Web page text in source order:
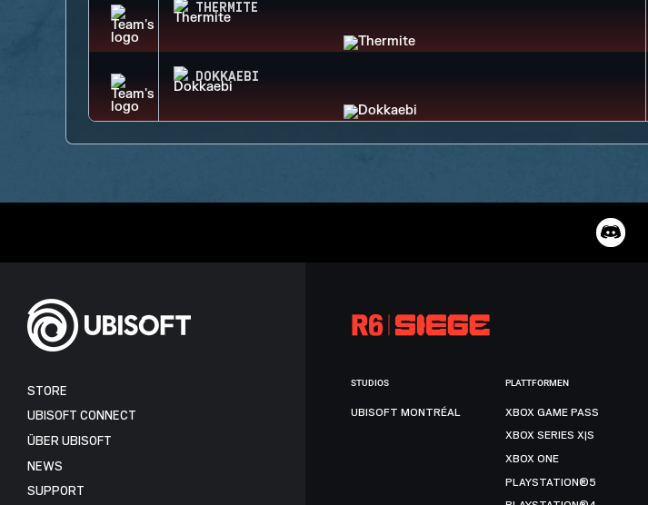
THERMITE
DOKKAEBI
STORE
UBISOFT CONNECT
ÜBER UBISOFT
NEWS
SUPPORT
STUDIOS
UBISOFT MONTRÉAL
PLATTFORMEN
XBOX GAME PASS
XBOX SERIES X|S
XBOX ONE
PLAYSTATION®5